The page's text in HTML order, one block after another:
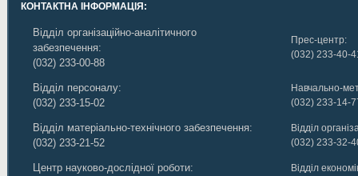
КОНТАКТНА ІНФОРМАЦІЯ:
Відділ організаційно-аналітичного
забезпечення:
(032) 233-00-88
Прес-центр:
(032) 233-40-
Відділ персоналу:
(032) 233-15-02
Навчально-
(032) 233-14-
Відділ матеріально-технічного забезпечення:
(032) 233-21-52
Відділ
(032) 233-32-
Центр науково-дослідної роботи:
Відділ